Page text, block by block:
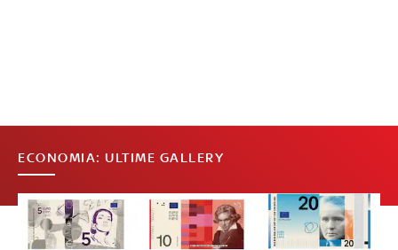
ECONOMIA: ULTIME GALLERY